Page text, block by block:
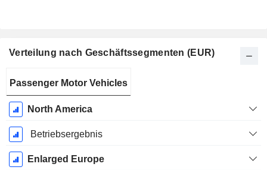
Verteilung nach Geschäftssegmenten (EUR)
Geschäftsjahres:
Dezember
Passenger Motor Vehicles
North America
Betriebsergebnis
Enlarged Europe